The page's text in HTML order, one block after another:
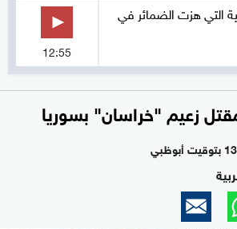
التي هزت الضمائر في
12:55
زعيم "خراسان" بسوريا